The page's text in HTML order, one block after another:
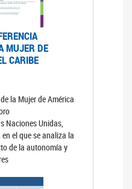
MUJER DE
CARIBE
la Mujer de América
Naciones Unidas,
el que se analiza la
de la autonomía y